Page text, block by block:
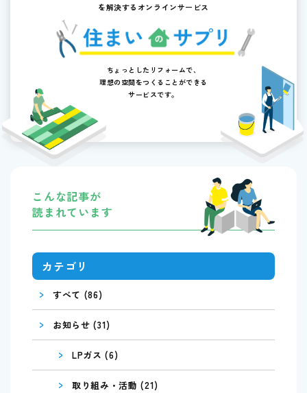
を解決するオンラインサービス
ちょっとしたリフォームで、
理想の空間をつくることができる
サービスです。
こんな記事が
読まれています
カテゴリ
> すべて (86)
> お知らせ (31)
> LPガス (6)
> 取り組み・活動 (21)